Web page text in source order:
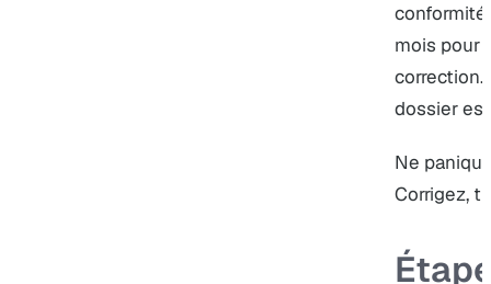
mois pour
correction.
dossier
Ne
Corrigez,